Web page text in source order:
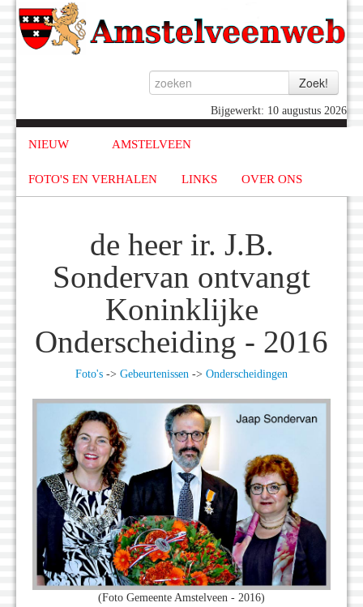
Bijgewerkt: 10 augustus 2026
NIEUW AMSTELVEEN
FOTO'S EN VERHALEN LINKS OVER ONS
de heer ir. J.B.
Sondervan ontvangt
Koninklijke
Onderscheiding - 2016
Foto's -> Gebeurtenissen -> Onderscheidingen
(Foto Gemeente Amstelveen - 2016)